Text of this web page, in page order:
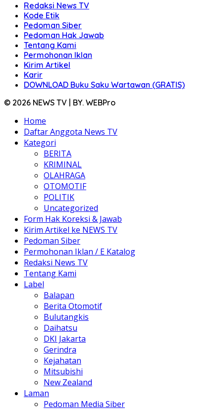
Redaksi News TV
Kode Etik
Pedoman Siber
Pedoman Hak Jawab
Tentang Kami
Permohonan Iklan
Kirim Artikel
Karir
DOWNLOAD Buku Saku Wartawan (GRATIS)
© 2026 NEWS TV | BY. WEBPro
Home
Daftar Anggota News TV
Kategori
BERITA
KRIMINAL
OLAHRAGA
OTOMOTIF
POLITIK
Uncategorized
Form Hak Koreksi & Jawab
Kirim Artikel ke NEWS TV
Pedoman Siber
Permohonan Iklan / E Katalog
Redaksi News TV
Tentang Kami
Label
Balapan
Berita Otomotif
Bulutangkis
Daihatsu
DKI Jakarta
Gerindra
Kejahatan
Mitsubishi
New Zealand
Laman
Pedoman Media Siber